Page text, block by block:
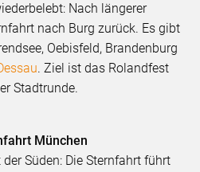
Nach längerer
nach Burg zurück. Es gibt
Oebisfeld, Brandenburg
. Ziel ist das Rolandfest
Stadtrunde.
München
Süden: Die Sternfahrt führt